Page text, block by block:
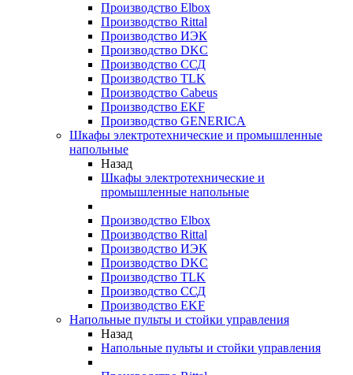
Производство Elbox
Производство Rittal
Производство ИЭК
Производство DKC
Производство ССД
Производство TLK
Производство Cabeus
Производство EKF
Производство GENERICA
Шкафы электротехнические и промышленные
напольные
Назад
Шкафы электротехнические и
промышленные напольные
Производство Elbox
Производство Rittal
Производство ИЭК
Производство DKC
Производство TLK
Производство ССД
Производство EKF
Напольные пульты и стойки управления
Назад
Напольные пульты и стойки управления